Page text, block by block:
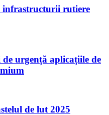
infrastructurii rutiere
urgență aplicațiile de
de lut 2025